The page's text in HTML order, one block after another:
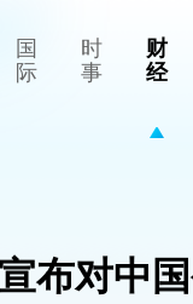
国
际
时
事
财
经
布对中